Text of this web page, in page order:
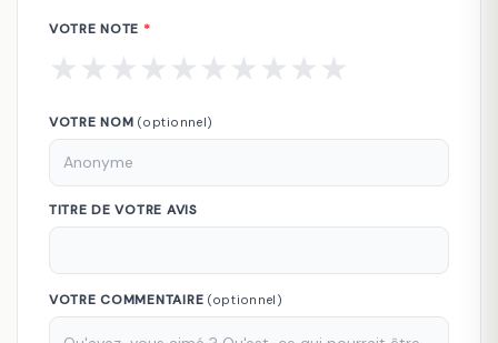
VOTRE NOTE *
★ ★ ★ ★ ★ ★ ★ ★ ★ ★
VOTRE NOM(optionnel)
TITRE DE VOTRE AVIS
VOTRE COMMENTAIRE (optionnel)